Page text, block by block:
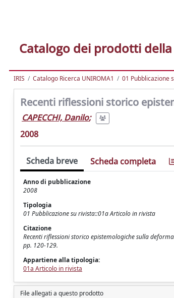
Catalogo dei prodotti
IRIS Catalogo Ricerca UNIROMA1 01 Pubblicazione
Recenti riflessioni storico
CAPECCHI, Danilo;
2008
Scheda breve Scheda completa
Anno di pubblicazione
2008
Tipologia
01 Pubblicazione su rivista::01a Articolo in rivista
Citazione
Recenti riflessioni storico epistemologiche sulla
pp. 120-129.
Appartiene alla tipologia:
01a Articolo in rivista
File allegati a questo prodotto